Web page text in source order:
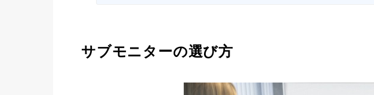
サブモニターの選び方